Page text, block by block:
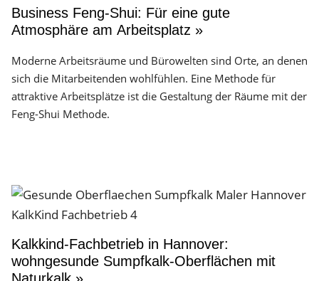
Business Feng-Shui: Für eine gute
Atmosphäre am Arbeitsplatz »
Moderne Arbeitsräume und Bürowelten sind Orte, an denen
sich die Mitarbeitenden wohlfühlen. Eine Methode für
attraktive Arbeitsplätze ist die Gestaltung der Räume mit der
Feng-Shui Methode.
Kalkkind-Fachbetrieb in Hannover:
wohngesunde Sumpfkalk-Oberflächen mit